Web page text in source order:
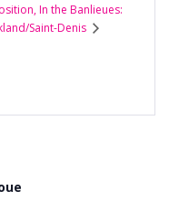
In the Banlieues:
Saint-Denis